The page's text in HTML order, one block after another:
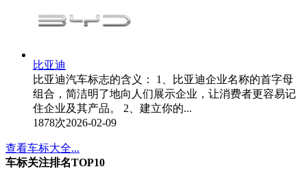
比亚迪
比亚迪汽车标志的含义： 1、比亚迪企业名称的首字母
组合，简洁明了地向人们展示企业，让消费者更容易记
住企业及其产品。 2、建立你的...
1878次2026-02-09
查看车标大全...
车标关注排名TOP10